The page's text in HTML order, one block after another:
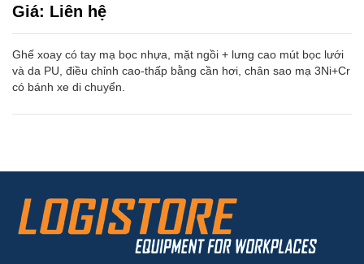
Giá: Liên hệ
Ghế xoay có tay mạ bọc nhựa, mặt ngồi + lưng cao mút bọc lưới
và da PU, điều chỉnh cao-thấp bằng cần hơi, chân sao mạ 3Ni+Cr
có bánh xe di chuyển.